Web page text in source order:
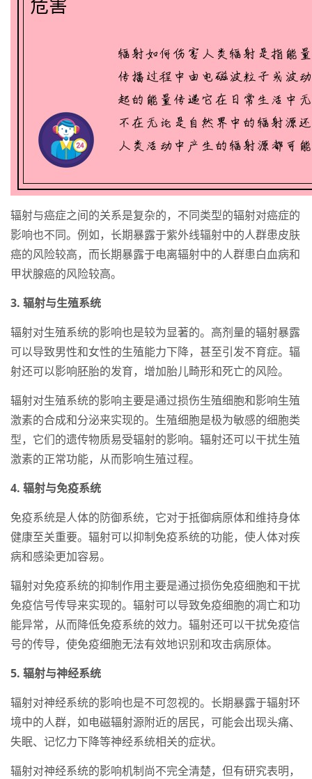
辐射与癌症之间的关系是复杂的，不同类型的辐射对癌症的
影响也不同。例如，长期暴露于紫外线辐射中的人群患皮肤
癌的风险较高，而长期暴露于电离辐射中的人群患白血病和
甲状腺癌的风险较高。
3. 辐射与生殖系统
辐射对生殖系统的影响也是较为显著的。高剂量的辐射暴露
可以导致男性和女性的生殖能力下降，甚至引发不育症。辐
射还可以影响胚胎的发育，增加胎儿畸形和死亡的风险。
辐射对生殖系统的影响主要是通过损伤生殖细胞和影响生殖
激素的合成和分泌来实现的。生殖细胞是极为敏感的细胞类
型，它们的遗传物质易受辐射的影响。辐射还可以干扰生殖
激素的正常功能，从而影响生殖过程。
4. 辐射与免疫系统
免疫系统是人体的防御系统，它对于抵御病原体和维持身体
健康至关重要。辐射可以抑制免疫系统的功能，使人体对疾
病和感染更加容易。
辐射对免疫系统的抑制作用主要是通过损伤免疫细胞和干扰
免疫信号传导来实现的。辐射可以导致免疫细胞的凋亡和功
能异常，从而降低免疫系统的效力。辐射还可以干扰免疫信
号的传导，使免疫细胞无法有效地识别和攻击病原体。
5. 辐射与神经系统
辐射对神经系统的影响也是不可忽视的。长期暴露于辐射环
境中的人群，如电磁辐射源附近的居民，可能会出现头痛、
失眠、记忆力下降等神经系统相关的症状。
辐射对神经系统的影响机制尚不完全清楚，但有研究表明，